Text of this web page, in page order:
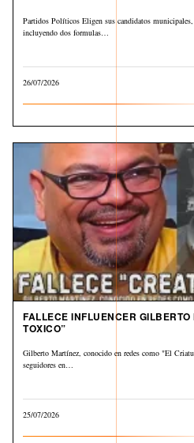
Partidos Políticos Eligen sus candidatos
incluyendo dos formulas…
26/07/2026
FALLECE INFLUENCER
TOXICO”
Gilberto Martínez, conocido en redes como "El
seguidores en…
25/07/2026